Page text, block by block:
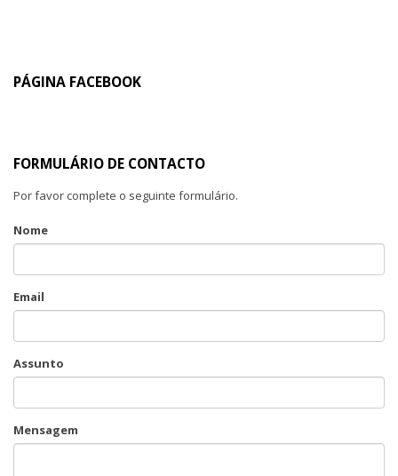
PÁGINA FACEBOOK
FORMULÁRIO DE CONTACTO
Por favor complete o seguinte formulário.
Nome
Email
Assunto
Mensagem